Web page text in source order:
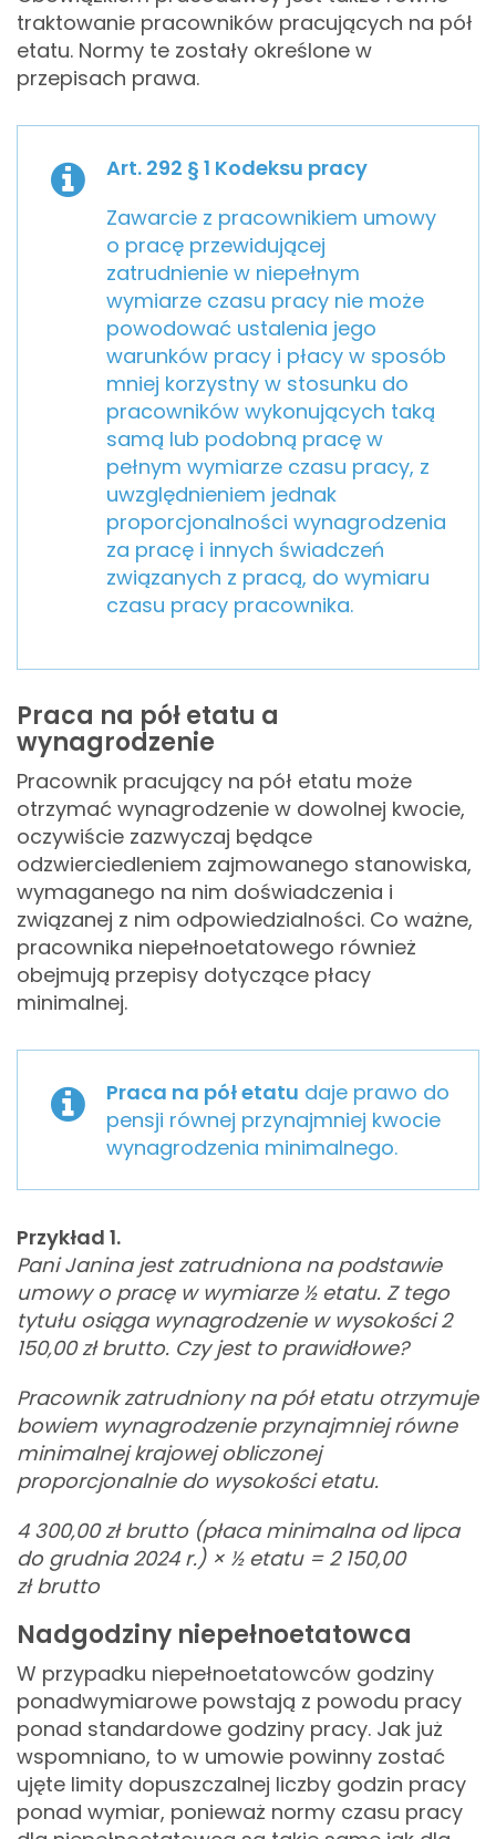
traktowanie pracowników pracujących na pół
etatu. Normy te zostały określone w
przepisach prawa.
Art. 292 § 1 Kodeksu pracy
Zawarcie z pracownikiem umowy
o pracę przewidującej
zatrudnienie w niepełnym
wymiarze czasu pracy nie może
powodować ustalenia jego
warunków pracy i płacy w sposób
mniej korzystny w stosunku do
pracowników wykonujących taką
samą lub podobną pracę w
pełnym wymiarze czasu pracy, z
uwzględnieniem jednak
proporcjonalności wynagrodzenia
za pracę i innych świadczeń
związanych z pracą, do wymiaru
czasu pracy pracownika.
Praca na pół etatu a
wynagrodzenie
Pracownik pracujący na pół etatu może
otrzymać wynagrodzenie w dowolnej kwocie,
oczywiście zazwyczaj będące
odzwierciedleniem zajmowanego stanowiska,
wymaganego na nim doświadczenia i
związanej z nim odpowiedzialności. Co ważne,
pracownika niepełnoetatowego również
obejmują przepisy dotyczące płacy
minimalnej.
Praca na pół etatu daje prawo do
pensji równej przynajmniej kwocie
wynagrodzenia minimalnego.
Przykład 1.
Pani Janina jest zatrudniona na podstawie
umowy o pracę w wymiarze ½ etatu. Z tego
tytułu osiąga wynagrodzenie w wysokości 2
150,00 zł brutto. Czy jest to prawidłowe?
Pracownik zatrudniony na pół etatu otrzymuje
bowiem wynagrodzenie przynajmniej równe
minimalnej krajowej obliczonej
proporcjonalnie do wysokości etatu.
4 300,00 zł brutto (płaca minimalna od lipca
do grudnia 2024 r.) × ½ etatu = 2 150,00
złbrutto
Nadgodziny niepełnoetatowca
W przypadku niepełnoetatowców godziny
ponadwymiarowe powstają z powodu pracy
ponad standardowe godziny pracy. Jak już
wspomniano, to w umowie powinny zostać
ujęte limity dopuszczalnej liczby godzin pracy
ponad wymiar, ponieważ normy czasu pracy